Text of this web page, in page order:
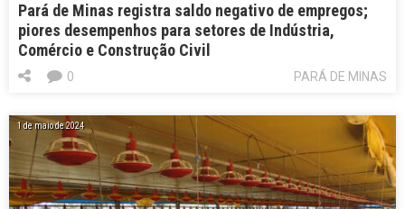
Pará de Minas registra saldo negativo de empregos;
piores desempenhos para setores de Indústria,
Comércio e Construção Civil
PARÁ DE MINAS
0
1 de maio de 2024